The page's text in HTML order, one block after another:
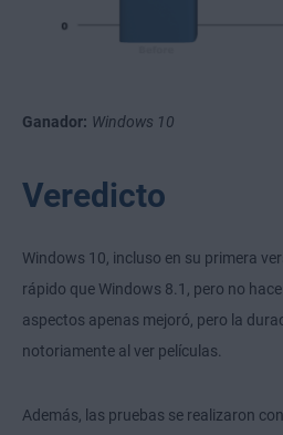
Ganador: Windows 10
Veredicto
Windows 10, incluso en su primera
rápido que Windows 8.1, pero no
aspectos apenas mejoró, pero la
notoriamente al ver películas.
Además, las pruebas se realizaron